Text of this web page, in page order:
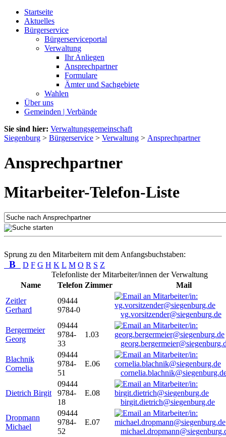
Startseite
Aktuelles
Bürgerservice
Bürgerserviceportal
Verwaltung
Ihr Anliegen
Ansprechpartner
Formulare
Ämter und Sachgebiete
Wahlen
Über uns
Gemeinden | Verbände
Sie sind hier: Verwaltungsgemeinschaft
Siegenburg > Bürgerservice > Verwaltung > Ansprechpartner
Ansprechpartner
Mitarbeiter-Telefon-Liste
Sprung zu den Mitarbeitern mit dem Anfangsbuchstaben:
B D F G H K L M O R S Z
Telefonliste der Mitarbeiter/innen der Verwaltung
Name
Telefon Zimmer
Mail
Zeitler
Gerhard
09444
9784-0
vg.vorsitzender@siegenburg.de
Bergermeier
Georg
09444
9784-
33
1.03
Blachnik
Cornelia
09444
9784-
51
E.06
Dietrich Birgit
09444
9784-
18
E.08
birgit.dietrich@siegenburg.de
Dropmann
Michael
09444
9784-
52
E.07